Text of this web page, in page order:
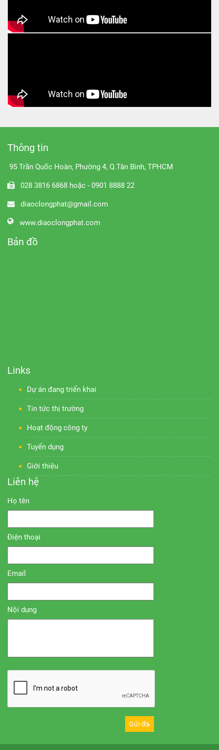
Thông tin
95 Trần Quốc Hoàn, Phường 4, Q.Tân Bình, TPHCM
028 3816 6868 hoặc - 0901 8888 22
diaoclongphat@gmail.com
www.diaoclongphat.com
Bản đồ
Links
Dự án đang triển khai
Tin tức thị trường
Hoạt động công ty
Tuyển dụng
Giới thiệu
Liên hệ
Họ tên
Điện thoại
Email
Nội dung
Gửi đi